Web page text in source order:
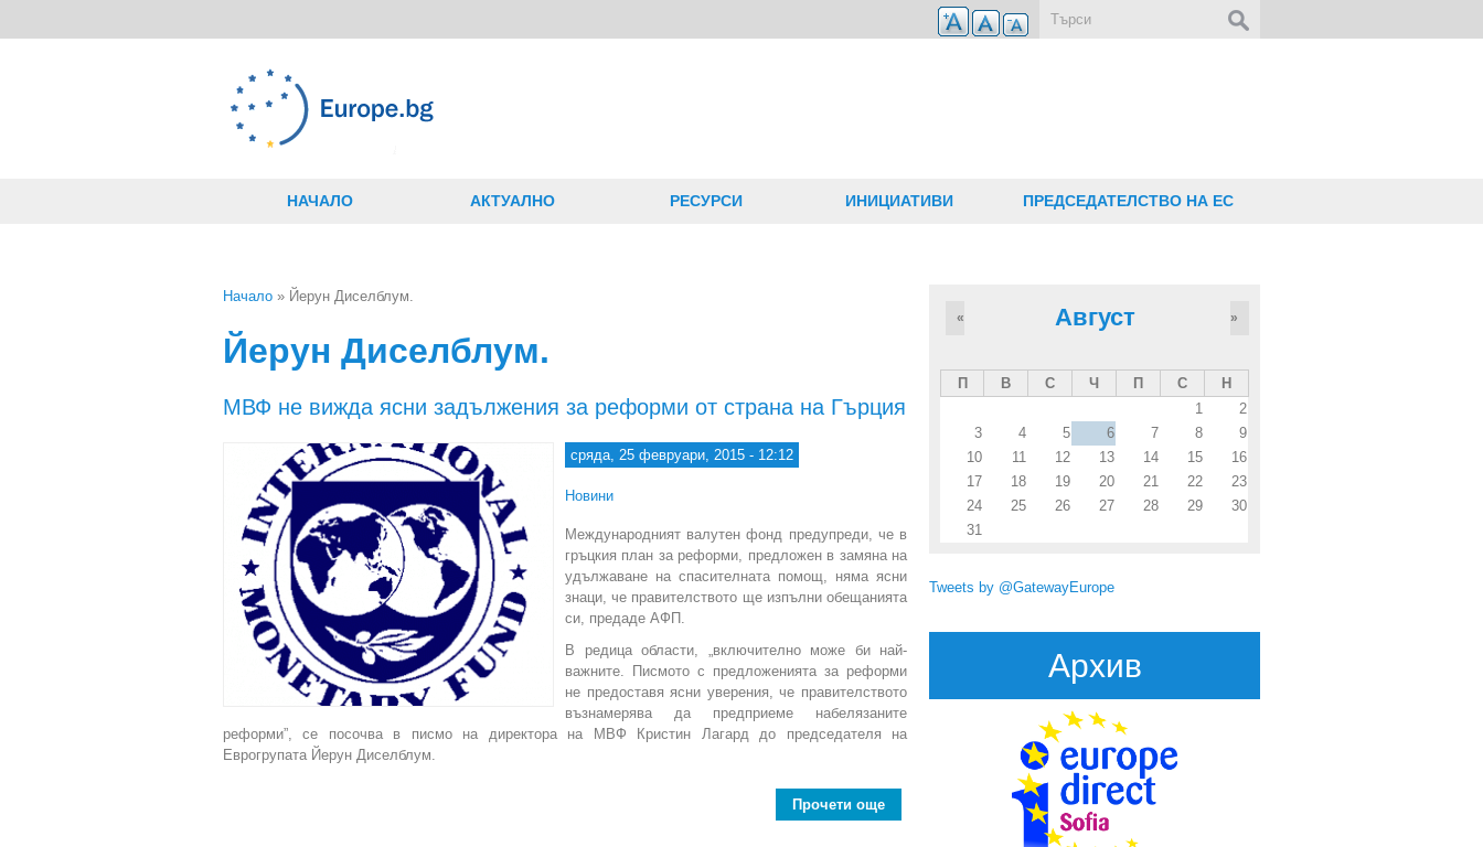
НАЧАЛО АКТУАЛНО РЕСУРСИ ИНИЦИАТИВИ ПРЕДСЕДАТЕЛСТВО НА ЕС
Вие сте тук
Начало » Йерун Диселблум.
Йерун Диселблум.
МВФ не вижда ясни задължения за реформи от страна на Гърция
сряда, 25 февруари, 2015 - 12:12
Новини
Международният валутен фонд предупреди, че в
гръцкия план за реформи, предложен в замяна на
удължаване на спасителната помощ, няма ясни
знаци, че правителството ще изпълни обещанията
си, предаде АФП.
В редица области, „включително може би най-
важните. Писмото с предложенията за реформи
не предоставя ясни уверения, че правителството
възнамерява да предприеме набелязаните
реформи”, се посочва в писмо на директора на МВФ Кристин Лагард до председателя на
Еврогрупата Йерун Диселблум.
Прочети още about МВФ не вижда ясни задължения за реформи от страна на Гърция
Август
« »
П В С Ч П С
Н
1
2
3
4 5 6 7 8
9
10
11 12 13 14 15
16
17
18 19 20 21 22
23
24
25 26 27 28 29
30
31
Tweets by @GatewayEurope
Архив